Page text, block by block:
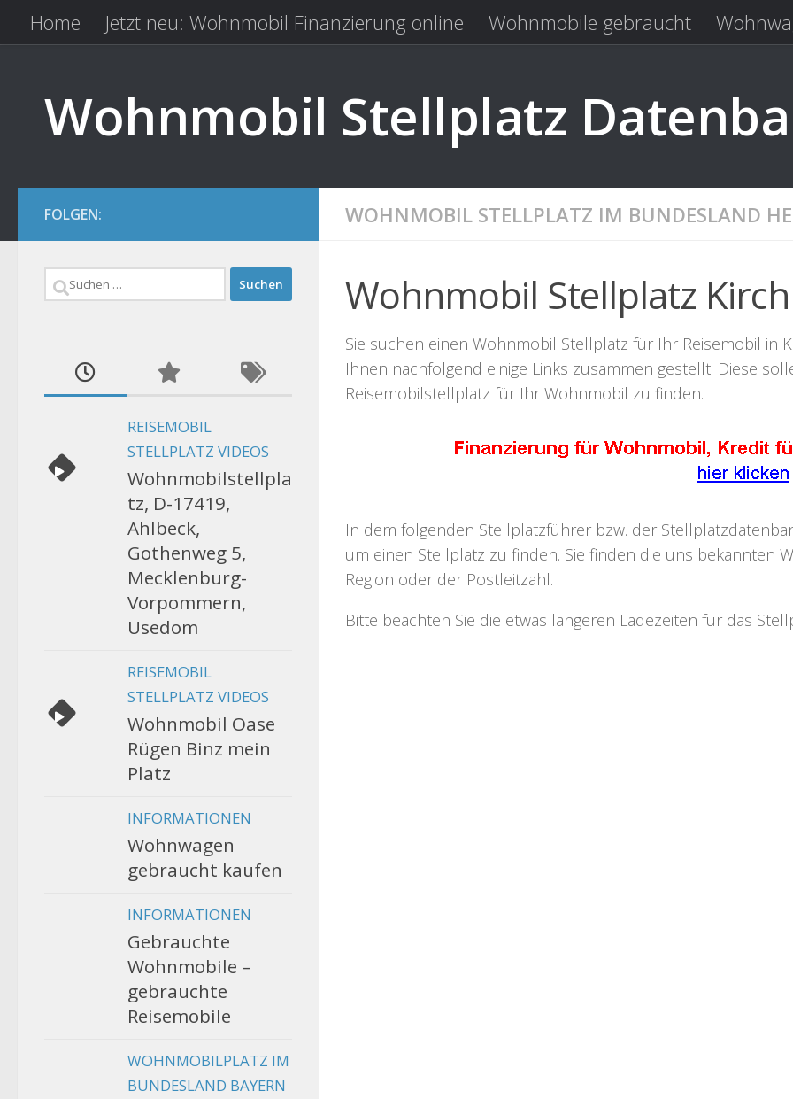
Zum Inhalt springen
Home Jetzt neu: Wohnmobil Finanzierung online Wohnmobile gebraucht
Wohnmobil Stellplatz
WOHNMOBIL STELLPLATZ IM BUNDESLAND
Wohnmobil Stellplatz
Sie suchen einen Wohnmobil Stellplatz für Ihr Reisemobil in
Ihnen nachfolgend einige Links zusammen gestellt. Diese
Reisemobilstellplatz für Ihr Wohnmobil zu finden.
In dem folgenden Stellplatzführer bzw. der
um einen Stellplatz zu finden. Sie finden die uns bekannten
Region oder der Postleitzahl.
Bitte beachten Sie die etwas längeren Ladezeiten für das
FOLGEN:
Suchen
REISEMOBIL
STELLPLATZ VIDEOS
Wohnmobilstellpla
tz, D-17419,
Ahlbeck,
Gothenweg 5,
Mecklenburg-
Vorpommern,
Usedom
REISEMOBIL
STELLPLATZ VIDEOS
Wohnmobil Oase
Rügen Binz mein
Platz
INFORMATIONEN
Wohnwagen
gebraucht kaufen
INFORMATIONEN
Gebrauchte
Wohnmobile –
gebrauchte
Reisemobile
WOHNMOBILPLATZ IM
BUNDESLAND BAYERN